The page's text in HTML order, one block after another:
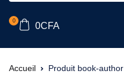
0
0CFA
Accueil Produit book-author